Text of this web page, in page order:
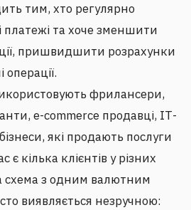
тим, хто регулярно
платежі та хоче зменшити
пришвидшити розрахунки
фрилансери,
e-commerce продавці, ІТ-
які продають послуги
кілька клієнтів у різних
схема з одним валютним
виявляється незручною: